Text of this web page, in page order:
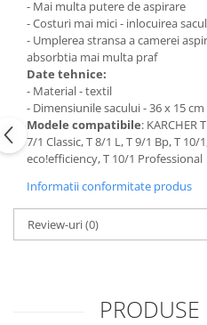
- Mai multa putere de aspirare
- Costuri mai mici - inlocuirea
- Umplerea stransa a camerei
absorbtia mai multa praf
Date tehnice:
- Material - textil
- Dimensiunile sacului - 36 x 15 cm
Modele compatibile: KARCHER
7/1 Classic, T 8/1 L, T 9/1 Bp, T 10/
eco!efficiency, T 10/1 Professional
Informatii conformitate produs
Review-uri(0)